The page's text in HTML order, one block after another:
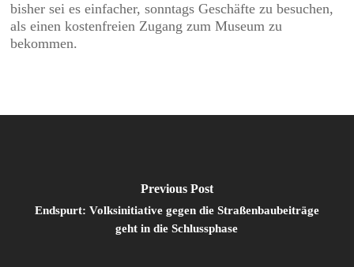
bisher sei es einfacher, sonntags Geschäfte zu besuchen,
als einen kostenfreien Zugang zum Museum zu
bekommen.
Previous Post
Endspurt: Volksinitiative gegen die Straßenbaubeiträge
geht in die Schlussphase